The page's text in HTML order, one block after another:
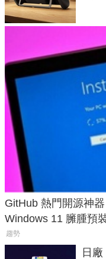
GitHub 熱門開源神
Windows 11 臃腫預
趨勢
日